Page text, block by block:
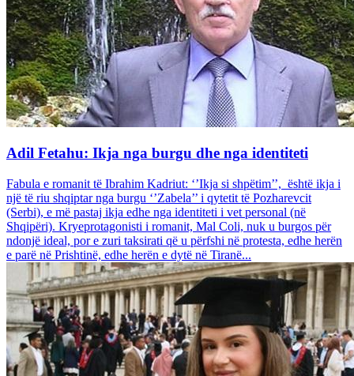
Adil Fetahu: Ikja nga burgu dhe nga identiteti
Fabula e romanit të Ibrahim Kadriut: ‘’Ikja si shpëtim’’, është ikja i
një të riu shqiptar nga burgu ‘’Zabela’’ i qytetit të Pozharevcit
(Serbi), e më pastaj ikja edhe nga identiteti i vet personal (në
Shqipëri). Kryeprotagonisti i romanit, Mal Coli, nuk u burgos për
ndonjë ideal, por e zuri taksirati që u përfshi në protesta, edhe herën
e parë në Prishtinë, edhe herën e dytë në Tiranë...